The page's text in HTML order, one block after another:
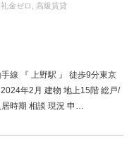
礼金ゼロ
高級賃貸
線 『 上野駅 』 徒歩9分東京
年2月 建物 地上15階 総戸/
居時期 相談 現況 申…